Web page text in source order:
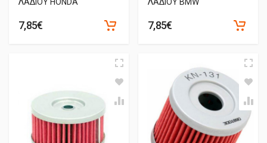
ΛΑΔΙΟΥ HONDA
7,85€
ΛΑΔΙΟΥ BMW
7,85€